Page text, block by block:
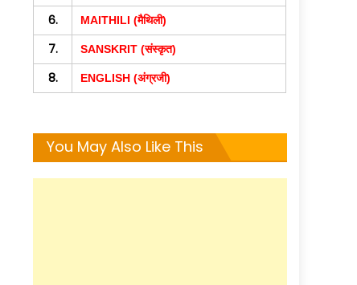
6. MAITHILI (मैथिली)
7. SANSKRIT (संस्कृत)
8. ENGLISH (अंग्रजी)
You May Also Like This